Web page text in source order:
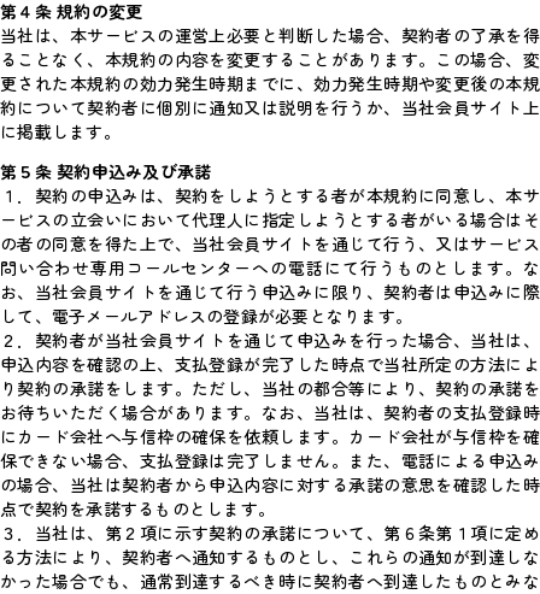
第４条 規約の変更
当社は、本サービスの運営上必要と判断した場合、契約者の了承を得
ることなく、本規約の内容を変更することがあります。この場合、変
更された本規約の効力発生時期までに、効力発生時期や変更後の本規
約について契約者に個別に通知又は説明を行うか、当社会員サイト上
に掲載します。
第５条 契約申込み及び承諾
１．契約の申込みは、契約をしようとする者が本規約に同意し、本サ
ービスの立会いにおいて代理人に指定しようとする者がいる場合はそ
の者の同意を得た上で、当社会員サイトを通じて行う、又はサービス
問い合わせ専用コールセンターへの電話にて行うものとします。な
お、当社会員サイトを通じて行う申込みに限り、契約者は申込みに際
して、電子メールアドレスの登録が必要となります。
２．契約者が当社会員サイトを通じて申込みを行った場合、当社は、
申込内容を確認の上、支払登録が完了した時点で当社所定の方法によ
り契約の承諾をします。ただし、当社の都合等により、契約の承諾を
お待ちいただく場合があります。なお、当社は、契約者の支払登録時
にカード会社へ与信枠の確保を依頼します。カード会社が与信枠を確
保できない場合、支払登録は完了しません。また、電話による申込み
の場合、当社は契約者から申込内容に対する承諾の意思を確認した時
点で契約を承諾するものとします。
３．当社は、第２項に示す契約の承諾について、第６条第１項に定め
る方法により、契約者へ通知するものとし、これらの通知が到達しな
かった場合でも、通常到達するべき時に契約者へ到達したものとみな